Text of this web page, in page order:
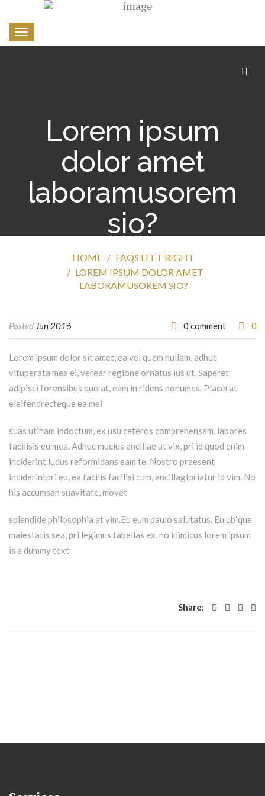
Toggle
navigation
Lorem ipsum
dolor amet
laboramusorem
sio?
HOME
FAQS LEFT RIGHT
LOREM IPSUM DOLOR AMET
LABORAMUSOREM SIO?
Posted Jun 2016 0 comment 0
Lorem ipsum dolor sit amet, ea vel quem nullam, adhuc
vituperata mea ei, verear regione ornatus ius ut. Saperet
adipisci forensibus quo at, eam in ridens nonumes. Placerat
eleifendrecteque ea mei
suas utinam indoctum, ex usu ceteros comprehensam, labores
facilisis eu mea. Adhuc mucius ancillae ut vix, pri id quod enim
inciderint.ludus reformidans eam te. Nostro praesent
inciderintpri eu, ea facilis facilisi cum, ancillagloriatur id vim. No
his accumsan suavitate, movet
splendide philosophia at vim.Eu eum paulo salutatus. Eu ubique
maiestatis sea, pri legimus fabellas ex, no inimicus lorem ipsum
is a dummy text
Share: